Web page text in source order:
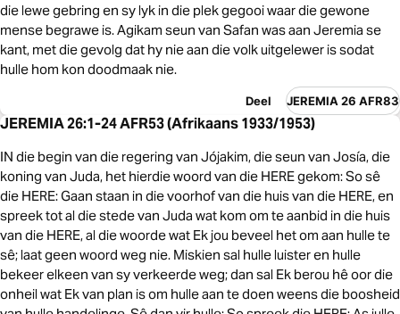
die lewe gebring en sy lyk in die plek gegooi waar die gewone
mense begrawe is. Agikam seun van Safan was aan Jeremia se
kant, met die gevolg dat hy nie aan die volk uitgelewer is sodat
hulle hom kon doodmaak nie.
Deel JEREMIA 26 AFR83
JEREMIA 26:1-24 AFR53 (Afrikaans 1933/1953)
IN die begin van die regering van Jójakim, die seun van Josía, die
koning van Juda, het hierdie woord van die HERE gekom: So sê
die HERE: Gaan staan in die voorhof van die huis van die HERE, en
spreek tot al die stede van Juda wat kom om te aanbid in die huis
van die HERE, al die woorde wat Ek jou beveel het om aan hulle te
sê; laat geen woord weg nie. Miskien sal hulle luister en hulle
bekeer elkeen van sy verkeerde weg; dan sal Ek berou hê oor die
onheil wat Ek van plan is om hulle aan te doen weens die boosheid